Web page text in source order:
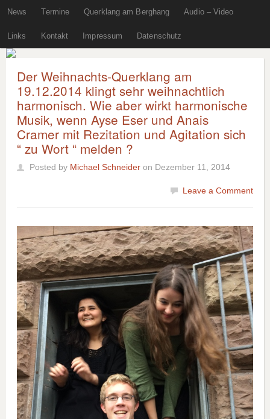
News Termine Querklang am Berghang Audio – Video
Links Kontakt Impressum Datenschutz
Der Weihnachts-Querklang am
19.12.2014 klingt sehr weihnachtlich
harmonisch. Wie aber wirkt harmonische
Musik, wenn Ayse Eser und Anais
Cramer mit Rezitation und Agitation sich
“ zu Wort “ melden ?
Posted by Michael Schneider on Dezember 11, 2014
Leave a Comment